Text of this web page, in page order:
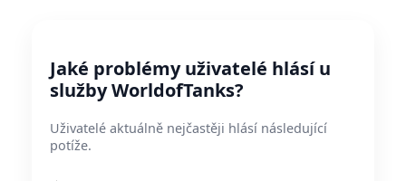
Jaké problémy uživatelé hlásí u
služby WorldofTanks?
Uživatelé aktuálně nejčastěji hlásí následující
potíže.